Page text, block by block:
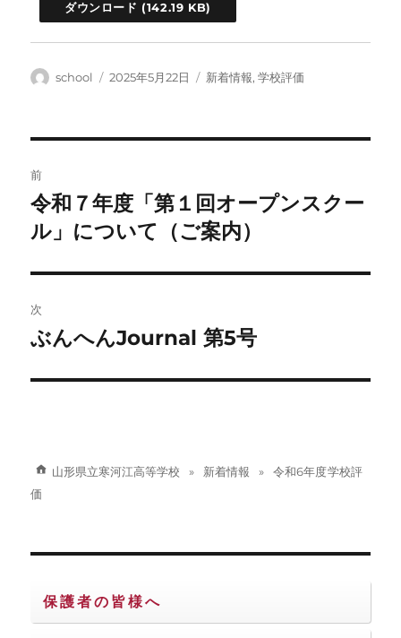
ダウンロード
投
school
投
2025年5月22日
カ
新着情報,学校評価
稿
ナ
ビ
ゲ
ー
シ
ン
前
前
の
稿:
令和７年度「第１回オープンスクー
ル」について（ご案内）
次
次
投
ぶんへんJournal 第5号
山形県立寒河江高等学校 新着情報
令和6年度 学校評
価
保護者の皆様へ